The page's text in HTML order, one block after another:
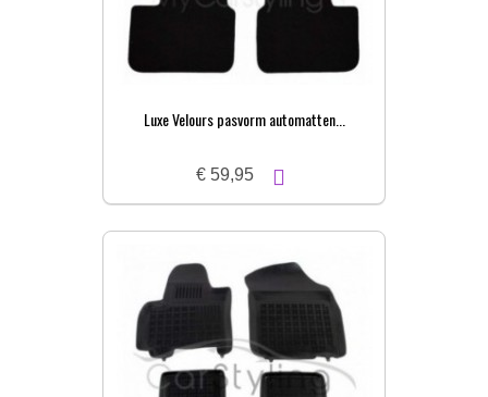
Luxe Velours pasvorm automatten...
€ 59,95